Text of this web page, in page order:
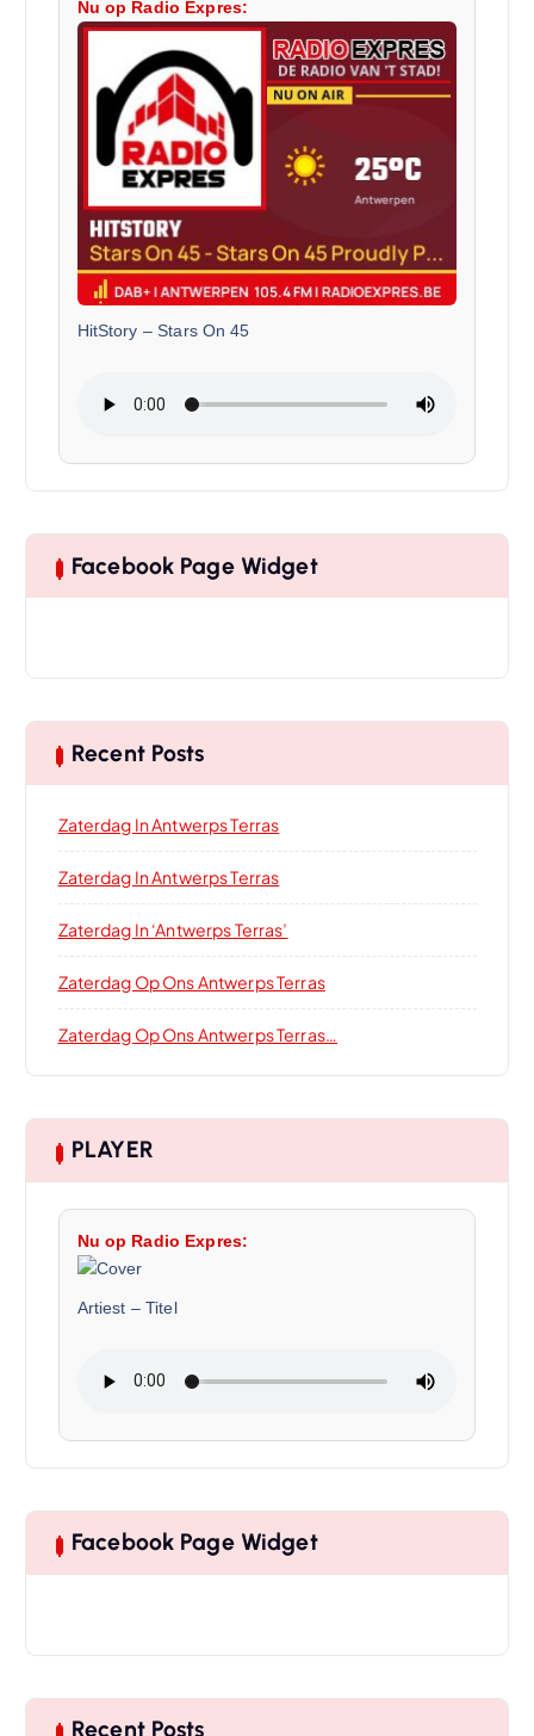
Nu op Radio Expres:
HitStory –Stars On 45
Facebook Page Widget
Recent Posts
Zaterdag In Antwerps Terras
Zaterdag In Antwerps Terras
Zaterdag In ‘Antwerps Terras’
Zaterdag Op Ons Antwerps Terras
Zaterdag Op Ons Antwerps Terras…
PLAYER
Nu op Radio Expres:
Artiest – Titel
Facebook Page Widget
Recent Posts